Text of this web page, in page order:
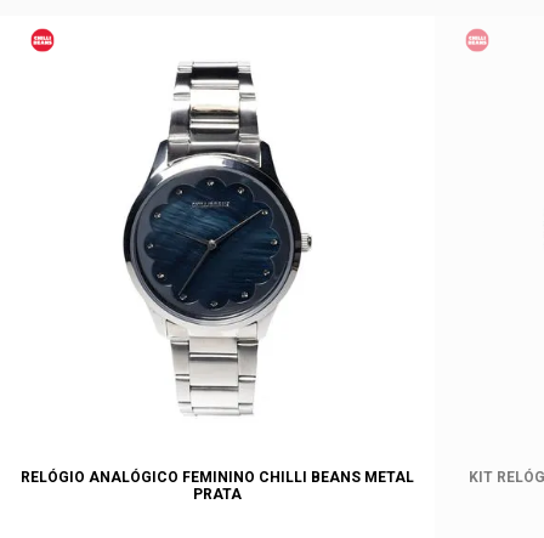
RELÓGIO ANALÓGICO FEMININO CHILLI BEANS METAL
PRATA
KIT